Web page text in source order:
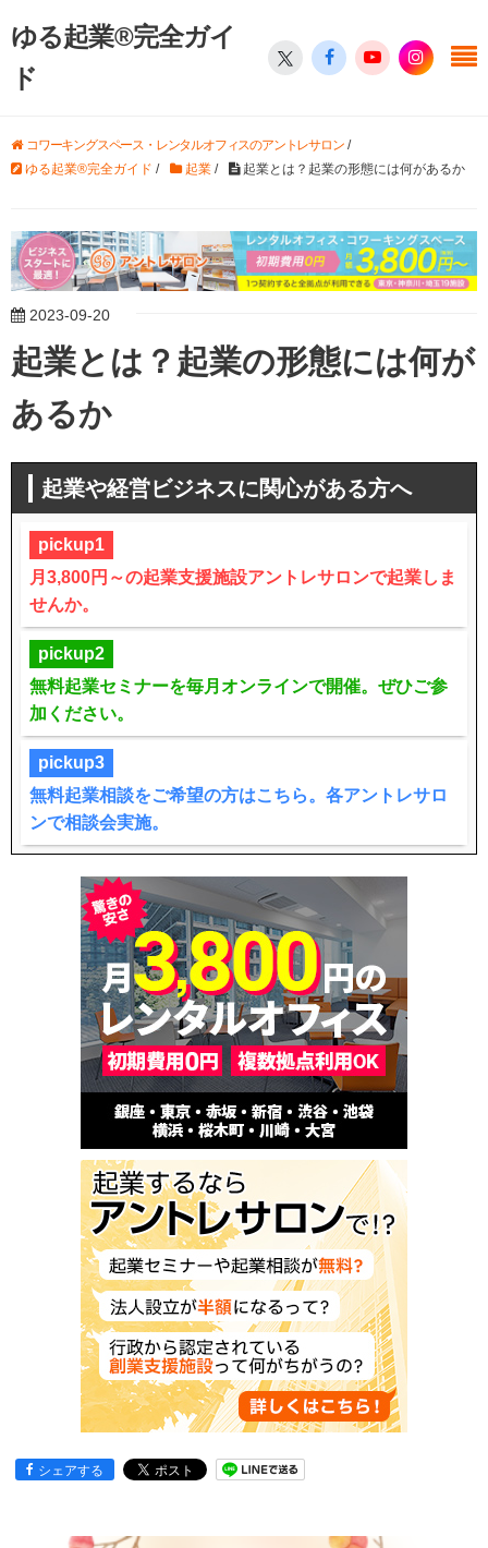
ゆる起業®完全ガイ
ド
コワーキングスペース・レンタルオフィスのアントレサロン/
ゆる起業®完全ガイド / 起業 / 起業とは？起業の形態には何があるか
2023-09-20
起業とは？起業の形態には何が
あるか
起業や経営ビジネスに関心がある方へ
pickup1
月3,800円～の起業支援施設アントレサロンで起業しま
せんか。
pickup2
無料起業セミナーを毎月オンラインで開催。ぜひご参
加ください。
pickup3
無料起業相談をご希望の方はこちら。各アントレサロ
ンで相談会実施。
シェアする